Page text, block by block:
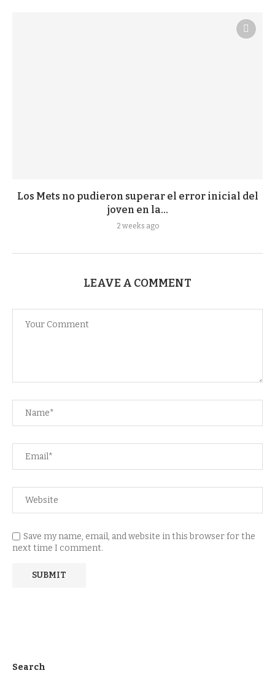
Los Mets no pudieron superar el error inicial del
joven en la...
2 weeks ago
LEAVE A COMMENT
Save my name, email, and website in this browser for the
next time I comment.
Search